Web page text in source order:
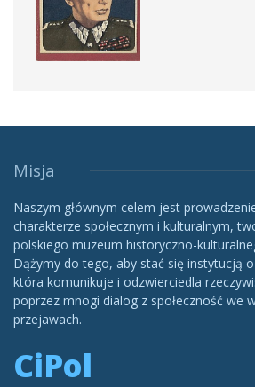
Misja
Naszym głównym celem jest
charakterze społecznym i kulturalnym,
polskiego muzeum historyczno-
Dążymy do tego, aby stać się instytucją
która komunikuje i odzwierciedla
poprzez mnogi dialog z społeczność we
przejawach.
CiPol